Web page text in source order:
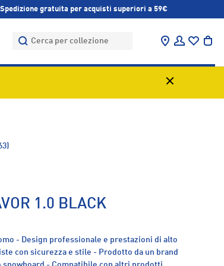
Spedizione gratuita per acquisti superiori a 59€
Cerca
Cerca
Trova negozio
Accedi
1.0 BLACK
- Design professionale e prestazioni di alto
con sicurezza e stile - Prodotto da un brand